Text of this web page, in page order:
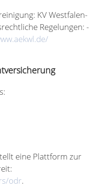
KV Westfalen-
Regelungen: -
eine Plattform zur
odr.